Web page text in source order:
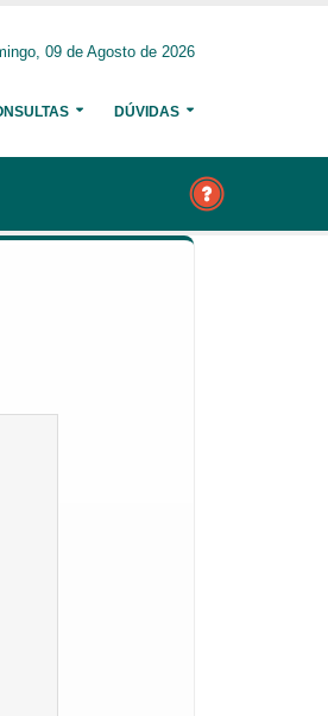
09 de Agosto de 2026
DÚVIDAS